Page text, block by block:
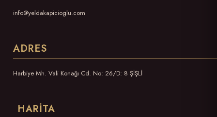
info@yeldakapicioglu.com
ADRES
Harbiye Mh. Vali Konağı Cd. No: 26/D: 8 ŞİŞLİ
HARITA